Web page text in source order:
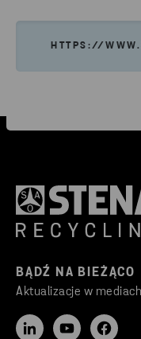
HTTPS://
BĄDŹ NA BIEŻĄCO
Aktualizacje w